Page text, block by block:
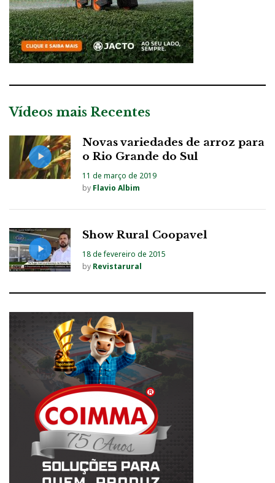
Vídeos mais Recentes
Novas variedades de arroz para
o Rio Grande do Sul
11 de março de 2019
by Flavio Albim
Show Rural Coopavel
18 de fevereiro de 2015
by Revistarural